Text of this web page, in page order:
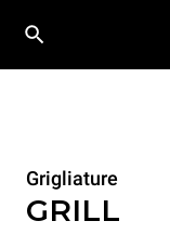
Grigliature
GRILL